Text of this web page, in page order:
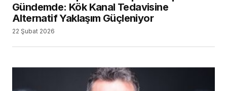
Gündemde: Kök Kanal Tedavisine
Alternatif Yaklaşım Güçleniyor
22 Şubat 2026